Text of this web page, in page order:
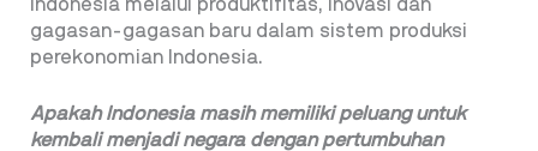
Indonesia melalui produktifitas, inovasi dan
gagasan-gagasan baru dalam sistem produksi
perekonomian Indonesia.
Apakah Indonesia masih memiliki peluanguntuk
kembali menjadi negara denganpertumbuhan